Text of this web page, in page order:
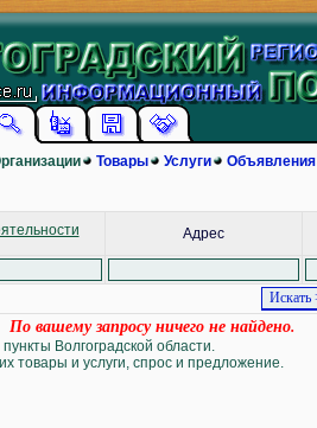
Товары Услуги Объявления
Адрес
По вашему запросу ничего не найдено.
Волгоградской области.
товары и услуги, спрос и предложение.